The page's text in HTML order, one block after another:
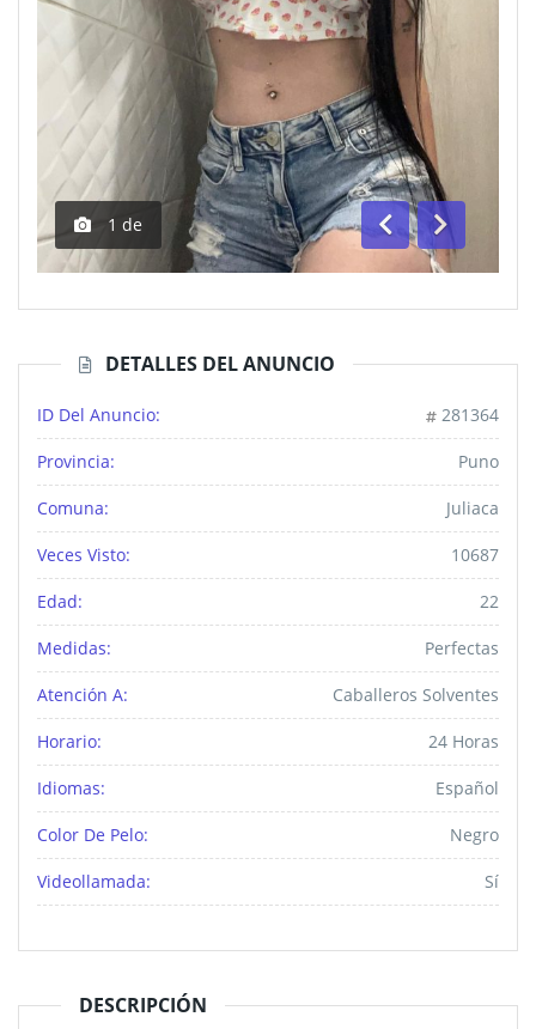
1 de
AnteriorSiguiente
DETALLES DEL ANUNCIO
ID Del Anuncio: 281364
Provincia: Puno
Comuna: Juliaca
Veces Visto: 10687
Edad: 22
Medidas: Perfectas
Atención A: Caballeros Solventes
Horario: 24 Horas
Idiomas: Español
Color De Pelo: Negro
Videollamada: Sí
DESCRIPCIÓN